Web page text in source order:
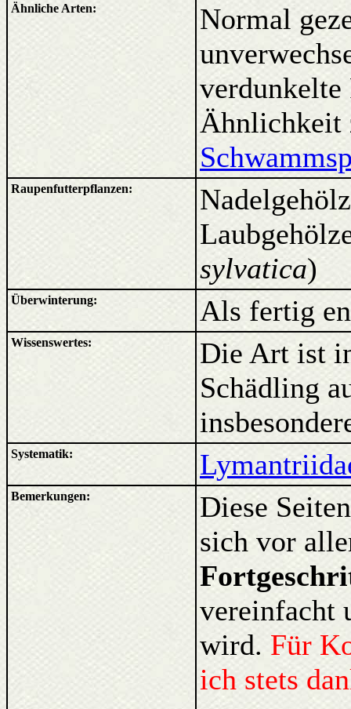
Ähnliche Arten:
Normal
verdunkelte
Ähnlichkeit
Raupenfutterpflanzen:
sylvatica)
Überwinterung: Als fertig
Wissenswertes:
Die Art ist
Schädling
Systematik:
Bemerkungen:
Diese
sich vor
vereinfacht
wird. Für
ich stets